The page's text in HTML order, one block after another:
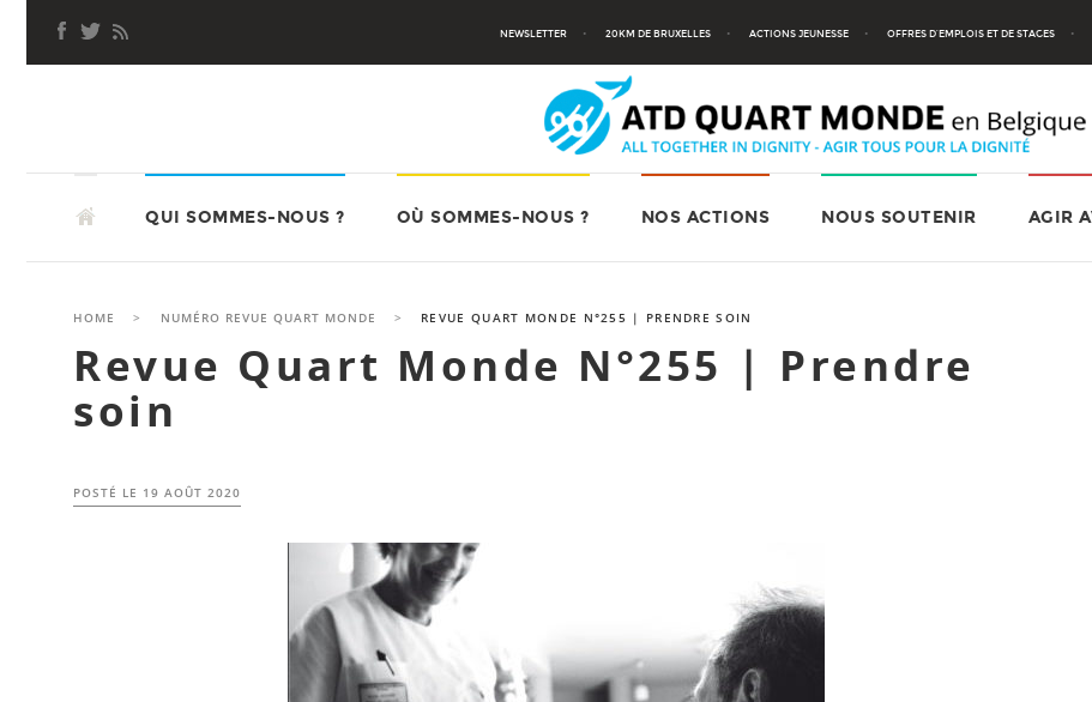
contenu
NEWSLETTER 20KM DE BRUXELLES ACTIONS JEUNESSE OFFRES D’EMPLOIS ET DE STAGES
ATD QUART MONDE
AU
CONTENUQUI SOMMES-NOUS ? OÙ SOMMES-NOUS ? NOS ACTIONS NOUS SOUTENIR AGIR
HOME > NUMÉRO REVUE QUART MONDE > REVUE QUART MONDE N°255 | PRENDRE SOIN
Revue Quart Monde N°255 | Prendre
soin
POSTÉ LE 19 AOÛT 2020